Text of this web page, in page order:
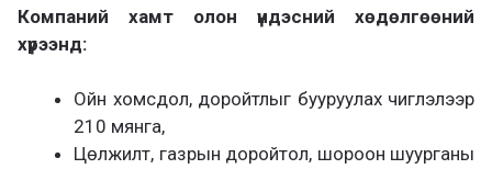
Компаний хамт олон үндэсний хөдөлгөөний
хүрээнд:
Ойн хомсдол, доройтлыг бууруулах чиглэлээр
210 мянга,
Цөлжилт, газрын доройтол, шороон шуурганы